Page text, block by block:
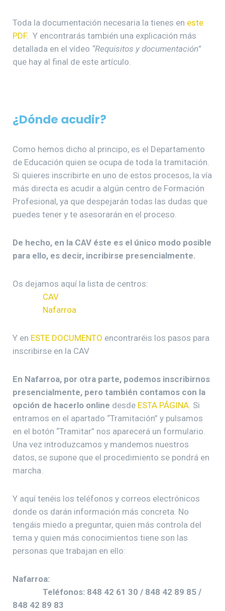
Toda la documentación necesaria la tienes en este
PDF. Y encontrarás también una explicación más
detallada en el vídeo “Requisitos y documentación”
que hay al final de este artículo.
¿Dónde acudir?
Como hemos dicho al principo, es el Departamento
de Educación quien se ocupa de toda la tramitación.
Si quieres inscribirte en uno de estos procesos, la vía
más directa es acudir a algún centro de Formación
Profesional, ya que despejarán todas las dudas que
puedes tener y te asesorarán en el proceso.
De hecho, en la CAV éste es el único modo posible
para ello, es decir, incribirse presencialmente.
Os dejamos aquí la lista de centros:
CAV
Nafarroa
Y en ESTE DOCUMENTO encontraréis los pasos para
inscribirse en la CAV
En Nafarroa, por otra parte, podemos inscribirnos
presencialmente, pero también contamos con la
opción de hacerlo online desde ESTA PÁGINA. Si
entramos en el apartado “Tramitación” y pulsamos
en el botón “Tramitar” nos aparecerá un formulario.
Una vez introduzcamos y mandemos nuestros
datos, se supone que el procedimiento se pondrá en
marcha.
Y aquí tenéis los teléfonos y correos electrónicos
donde os darán información más concreta. No
tengáis miedo a preguntar, quien más controla del
tema y quien más conocimientos tiene son las
personas que trabajan en ello:
Nafarroa:
Teléfonos: 848 42 61 30 / 848 42 89 85 /
848 42 89 83